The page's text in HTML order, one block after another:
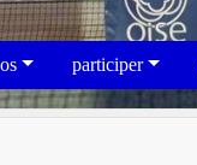
participer